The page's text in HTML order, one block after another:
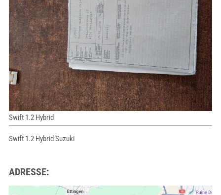
Swift 1.2 Hybrid
Swift 1.2 Hybrid Suzuki
ADRESSE: